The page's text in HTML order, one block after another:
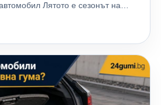
Лятото е сезонът на
изминават към морето,
Високите температури обаче
– те поставят на сериозно
на автомобила. Всяка
аварират именно през
прегряване на двигателя,